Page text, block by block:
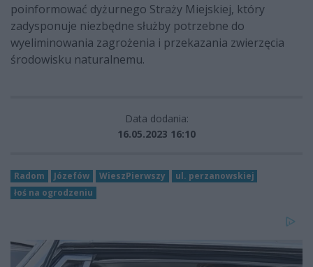
poinformować dyżurnego Straży Miejskiej, który
zadysponuje niezbędne służby potrzebne do
wyeliminowania zagrożenia i przekazania zwierzęcia
środowisku naturalnemu.
Data dodania:
16.05.2023 16:10
Radom Józefów WieszPierwszy
ul. perzanowskiej
łoś na ogrodzeniu